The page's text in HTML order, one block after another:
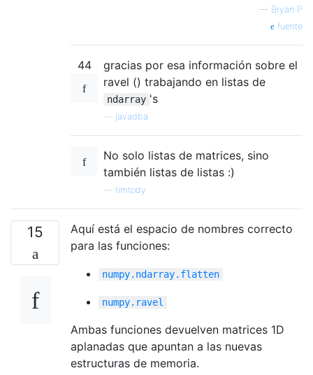
— Bryan P
fuente
44
gracias por esa información sobre el
ravel () trabajando en listas de
ndarray 's
javadba
No solo listas de matrices, sino
también listas de listas :)
timtody
15
Aquí está el espacio de nombres correcto
para las funciones:
numpy.ndarray.flatten
numpy.ravel
Ambas funciones devuelven matrices 1D
aplanadas que apuntan a las nuevas
estructuras de memoria.